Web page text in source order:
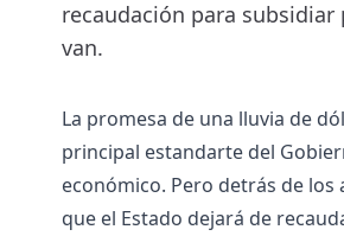
recaudación para
van.
La promesa de una lluvia de
principal estandarte del
económico. Pero detrás de
que el Estado dejará de